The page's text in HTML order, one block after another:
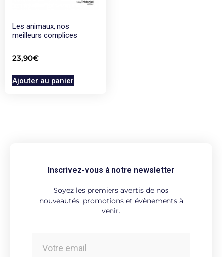
Les animaux, nos
meilleurs complices
23,90€
Ajouter au panier
Inscrivez-vous à notre newsletter
Soyez les premiers avertis de nos
nouveautés, promotions et évènements à
venir.